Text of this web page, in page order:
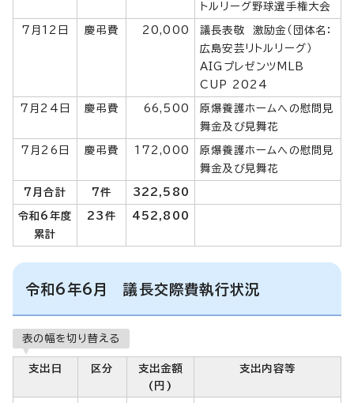
トルリーグ野球選手権大会
7月12日 慶弔費 20,000
議長表敬 激励金（団体名：
広島安芸リトルリーグ）
AIGプレゼンツMLB
CUP 2024
7月24日 慶弔費 66,500
原爆養護ホームへの慰問見
舞金及び見舞花
7月26日 慶弔費 172,000
原爆養護ホームへの慰問見
舞金及び見舞花
7月合計 7件 322,580
令和6年度
累計
23件 452,800
令和6年6月 議長交際費執行状況
表の幅を切り替える
支出日 区分
支出金額
(円)
支出内容等